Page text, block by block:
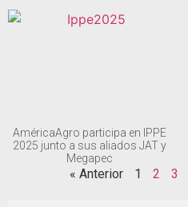
AméricaAgro participa en IPPE
2025 junto a sus aliados JAT y
Megapec
« Anterior 1 2 3